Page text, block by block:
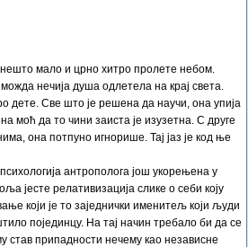
мало и црно хитро пролете небом.
нечија душа одлетела на крај света.
дете. Све што је решена да научи, она упија
моћ да то чини заиста је изузетна. С друге
она потпуно игнорише. Тај јаз је код ње
антрополога још укорењена у
јесте релативизација слике о себи коју
који је то заједнички именитељ који људи
појединцу. На тај начин требало би да се
став припадности нечему као независне